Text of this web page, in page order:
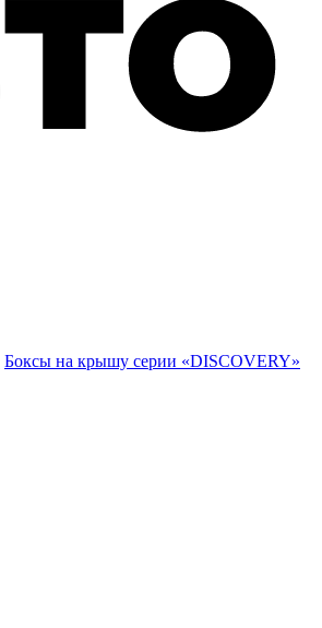
Боксы на крышу серии «DISCOVERY»